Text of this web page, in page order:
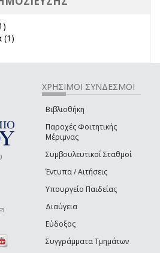
(1)
sends e-mail)
ΧΡΗΣΙΜΟΙ ΣΥΝΔΕΣΜΟΙ
Βιβλιοθήκη
Παροχές Φοιτητικής
Μέριμνας
Συμβουλευτικοί Σταθμοί
Έντυπα / Αιτήσεις
Υπουργείο Παιδείας
Διαύγεια
Εύδοξος
Συγγράμματα Τμημάτων